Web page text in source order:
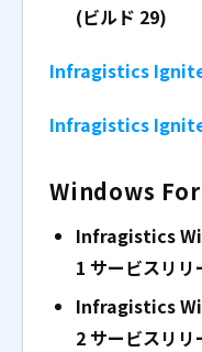
(ビルド 29)
Infragistics
Infragistics
Windows
Infragistics
1 サービスリ
Infragistics
2 サービスリ